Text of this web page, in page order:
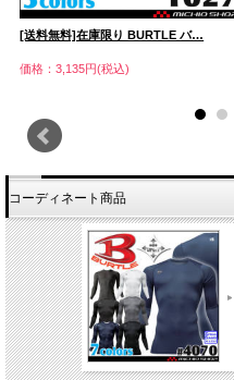
[送料無料]在庫限り BURTLE バ…
価格：3,135円(税込)
コーディネート商品